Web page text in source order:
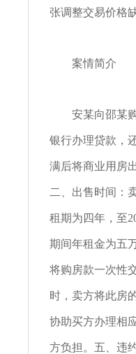
张调整交易价格
案情简介
安某向邵某购
银行办理贷款，
满后将商业用房
二、出售时间：
租期为四年，至
期间年租金为五
将购房款一次性
时，卖方将此房
协助买方办理相
方负担。五、违